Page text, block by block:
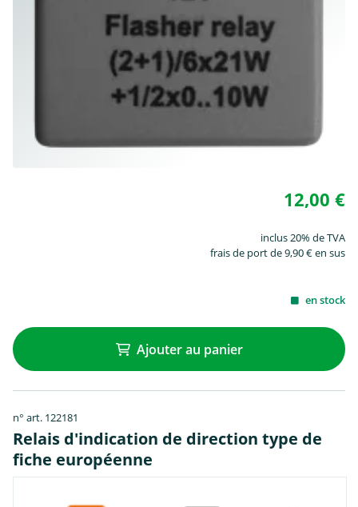
12,00 €
inclus 20% de TVA
frais de port de 9,90 € en sus
en stock
Ajouter au panier
n° art. 122181
Relais d'indication de direction type de
fiche européenne